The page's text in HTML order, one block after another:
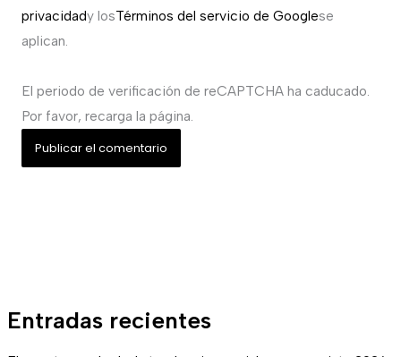
Entradas recientes
privacidady losTérminos del servicio de Googlese
aplican.
El periodo de verificación de reCAPTCHA ha caducado.
Por favor, recarga la página.